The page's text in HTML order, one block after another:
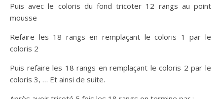
Puis avec le coloris du fond tricoter 12 rangs au point
mousse
Refaire les 18 rangs en remplaçant le coloris 1 par le
coloris 2
Puis refaire les 18 rangs en remplaçant le coloris 2 par le
coloris 3, … Et ainsi de suite.